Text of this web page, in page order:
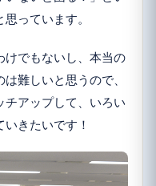
っています。
けでもないし、本当の
難しいと思うので、
チアップして、いろい
きたいです！